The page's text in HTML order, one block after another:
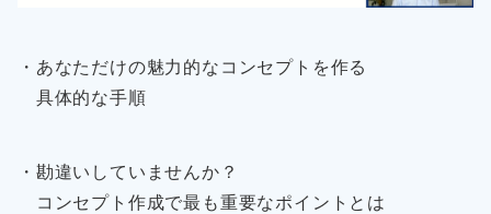
・あなただけの魅力的なコンセプトを作る
具体的な手順
・勘違いしていませんか？
コンセプト作成で最も重要なポイントとは